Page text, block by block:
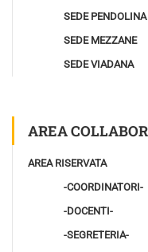
SEDE PENDOLINA
SEDE MEZZANE
SEDE VIADANA
AREA
AREA RISERVATA
-COORDINATORI-
-DOCENTI-
-SEGRETERIA-